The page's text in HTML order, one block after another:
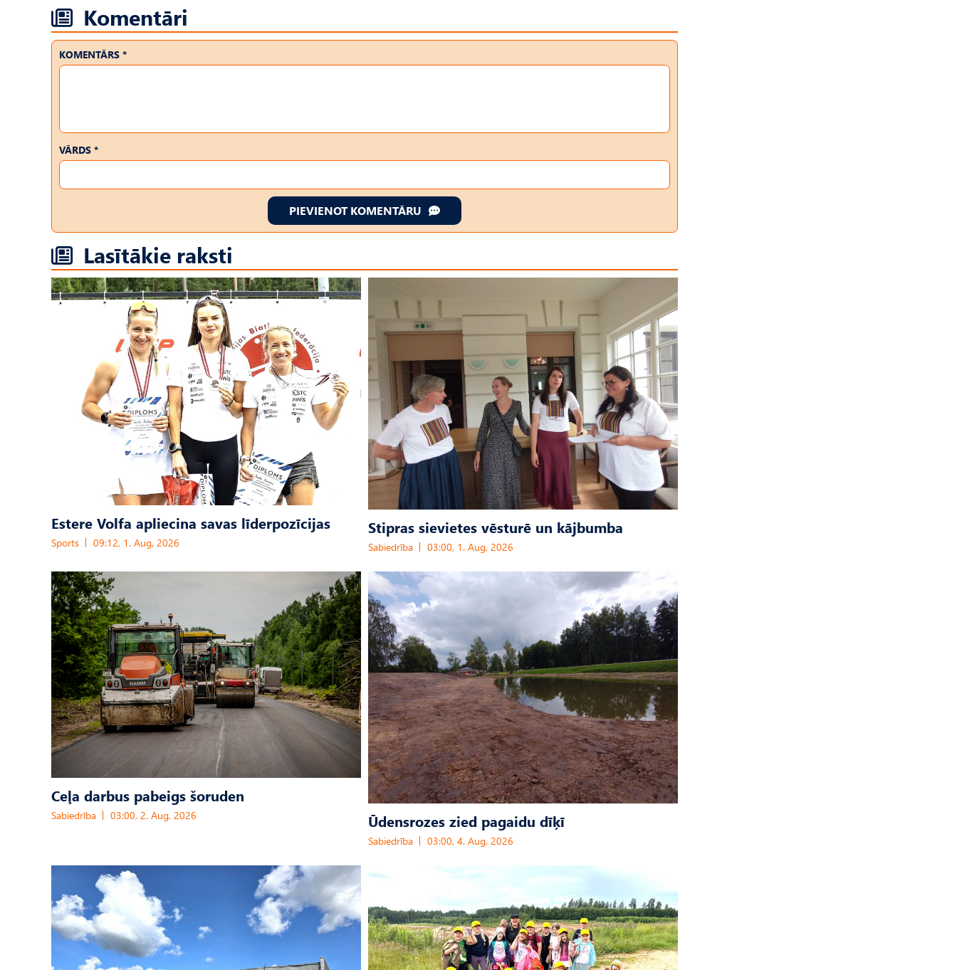
Komentāri
KOMENTĀRS *
VĀRDS *
PIEVIENOT KOMENTĀRU
Lasītākie raksti
Estere Volfa apliecina savas līderpozīcijas
Sports 09:12, 1. Aug, 2026
Stipras sievietes vēsturē un kājbumba
Sabiedrība 03:00, 1. Aug, 2026
Ceļa darbus pabeigs šoruden
Sabiedrība 03:00, 2. Aug, 2026 Ūdensrozes zied pagaidu dīķī
Sabiedrība 03:00, 4. Aug, 2026